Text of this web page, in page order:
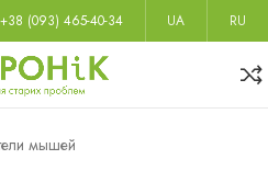
(093) 465-40-34 UA RU
мышей